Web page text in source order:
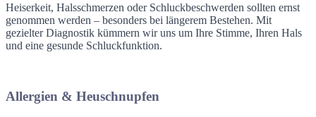
Heiserkeit, Halsschmerzen oder Schluckbeschwerden sollten ernst
genommen werden – besonders bei längerem Bestehen. Mit
gezielter Diagnostik kümmern wir uns um Ihre Stimme, Ihren Hals
und eine gesunde Schluckfunktion.
Allergien & Heuschnupfen